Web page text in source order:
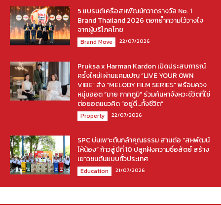
5 แบรนด์เครือสหพัฒน์กวาดรางวัล No. 1
Brand Thailand 2026 ตอกย้ำความไว้วางใจ
จากผู้บริโภคไทย
Brand Move 22/07/2026
Pruksa x Harman Kardon เปิดประสบการณ์
ครั้งใหม่! ผ่านแคมเปญ “LIVE YOUR OWN
VIBE” ส่ง “MELODY FILM SERIES” พร้อมควง
หนุ่มฮอต “มาย ภาคภูมิ” ร่วมค้นหาจังหวะชีวิตที่ใช่
ต่อยอดแนวคิด “อยู่ดี…ทั้งชีวิต”
Property 22/07/2026
SPC บ่มเพาะต้นกล้าคุณธรรม สานต่อ “สหพัฒน์
ให้น้อง” ก้าวสู่ปีที่ 10 ปลูกฝังความซื่อสัตย์ สร้าง
เยาวชนต้นแบบทั่วประเทศ
Education 21/07/2026